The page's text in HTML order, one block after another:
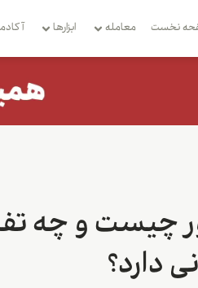
نخست معامله ابزارها
چیست و چه
دارد؟